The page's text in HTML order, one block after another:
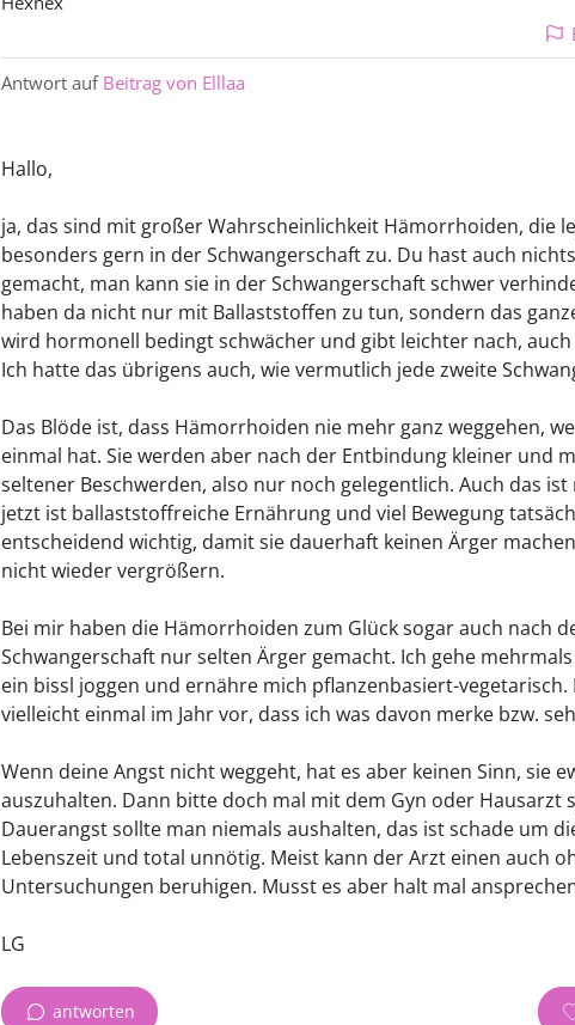
Antwort auf Beitrag von Elllaa
Hallo,
ja, das sind mit großer Wahrscheinlichkeit Hämorrhoiden, die
besonders gern in der Schwangerschaft zu. Du hast auch
gemacht, man kann sie in der Schwangerschaft schwer
haben da nicht nur mit Ballaststoffen zu tun, sondern das
wird hormonell bedingt schwächer und gibt leichter nach, auch
Ich hatte das übrigens auch, wie vermutlich jede zweite
Das Blöde ist, dass Hämorrhoiden nie mehr ganz weggehen,
einmal hat. Sie werden aber nach der Entbindung kleiner und
seltener Beschwerden, also nur noch gelegentlich. Auch das
jetzt ist ballaststoffreiche Ernährung und viel Bewegung
entscheidend wichtig, damit sie dauerhaft keinen Ärger
nicht wieder vergrößern.
Bei mir haben die Hämorrhoiden zum Glück sogar auch nach
Schwangerschaft nur selten Ärger gemacht. Ich gehe
ein bissl joggen und ernähre mich pflanzenbasiert-vegetarisch.
vielleicht einmal im Jahr vor, dass ich was davon merke bzw.
Wenn deine Angst nicht weggeht, hat es aber keinen Sinn, sie
auszuhalten. Dann bitte doch mal mit dem Gyn oder Hausarzt
Dauerangst sollte man niemals aushalten, das ist schade um
Lebenszeit und total unnötig. Meist kann der Arzt einen auch
Untersuchungen beruhigen. Musst es aber halt mal
antworten